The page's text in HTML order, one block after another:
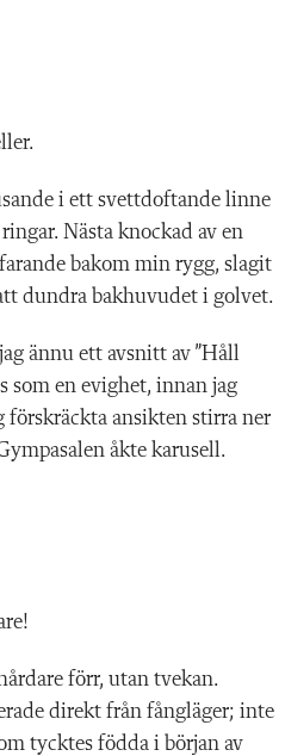
i ett svettdoftande linne
Nästa knockad av en
bakom min rygg, slagit
dundra bakhuvudet i golvet.
ännu ett avsnitt av ”Håll
som en evighet, innan jag
förskräckta ansikten stirra ner
åkte karusell.
förr, utan tvekan.
direkt från fångläger; inte
tycktes födda i början av